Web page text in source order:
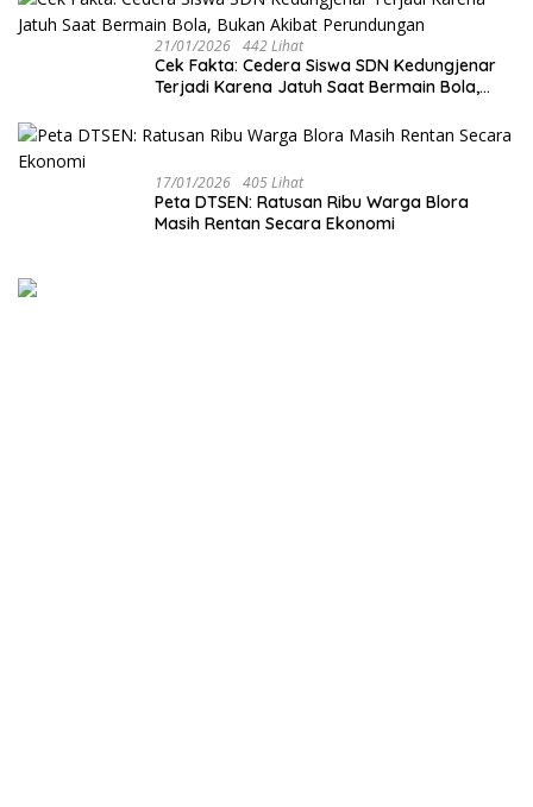
21/01/2026 442 Lihat
Cek Fakta: Cedera Siswa SDN Kedungjenar
Terjadi Karena Jatuh Saat Bermain Bola,
17/01/2026 405 Lihat
‎Peta DTSEN: Ratusan Ribu Warga Blora
Masih Rentan Secara Ekonomi